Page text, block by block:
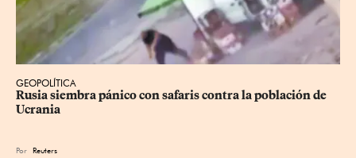
GEOPOLÍTICA
Rusia siembra pánico con safaris contra la población de
Ucrania
Por Reuters